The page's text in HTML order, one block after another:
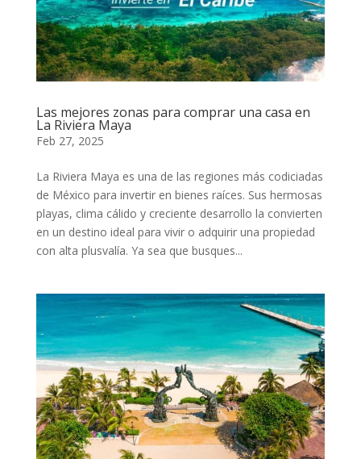
Las mejores zonas para comprar una casa en
La Riviera Maya
Feb 27, 2025
La Riviera Maya es una de las regiones más codiciadas
de México para invertir en bienes raíces. Sus hermosas
playas, clima cálido y creciente desarrollo la convierten
en un destino ideal para vivir o adquirir una propiedad
con alta plusvalía. Ya sea que busques...